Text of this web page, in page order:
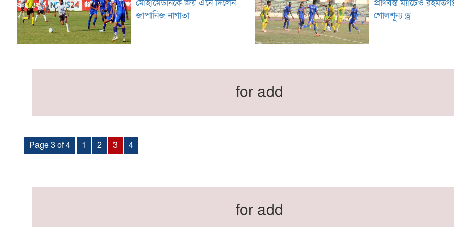
মোহামেডানকে জয় এনে দিলেন
জাপানিজ নাগাতা
প্রাণবন্ত ম্যাচেও
গোলশূন্য ড্র
for add
Page 3 of 4 1 2 3 4
for add